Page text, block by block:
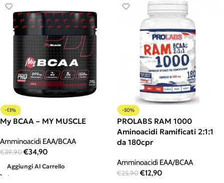
-13%
My BCAA – MY MUSCLE
Amminoacidi EAA/BCAA
€39,90€34,90
Aggiungi Al Carrello
-50%
PROLABS RAM 1000
Aminoacidi Ramificati 2:1:1
da 180cpr
Amminoacidi EAA/BCAA
€25,90€12,90